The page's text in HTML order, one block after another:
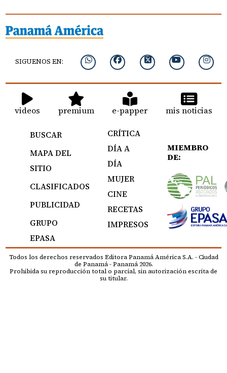
SIGUENOS EN:
videos premium e-papper mis noticias
BUSCAR
MAPA DEL
SITIO
CLASIFICADOS
PUBLICIDAD
GRUPO
EPASA
CRÍTICA
DÍA A
DÍA
MUJER
CINE
RECETAS
IMPRESOS
MIEMBRO
DE:
Todos los derechos reservados Editora Panamá América S.A. - Ciudad
de Panamá - Panamá 2026.
Prohibida su reproducción total o parcial, sin autorización escrita de
su titular.